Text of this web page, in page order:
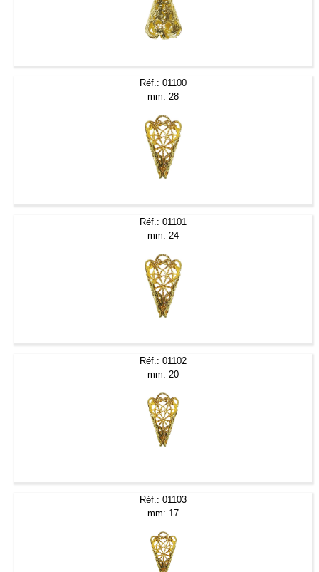
Réf.: 01100
mm: 28
Réf.: 01101
mm: 24
Réf.: 01102
mm: 20
Réf.: 01103
mm: 17